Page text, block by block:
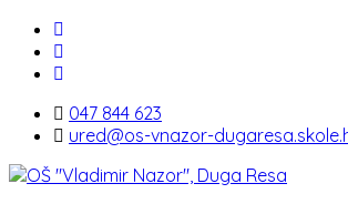
047 844 623
ured@os-vnazor-